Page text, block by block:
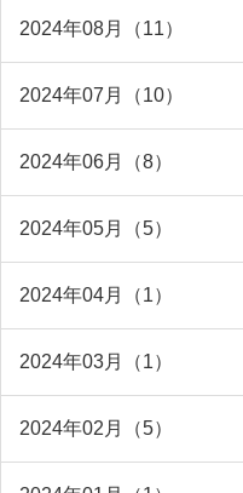
2024年08月（11）
2024年07月（10）
2024年06月（8）
2024年05月（5）
2024年04月（1）
2024年03月（1）
2024年02月（5）